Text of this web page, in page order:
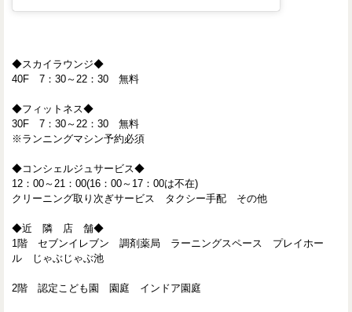
◆スカイラウンジ◆
40F 7：30～22：30 無料
◆フィットネス◆
30F 7：30～22：30 無料
※ランニングマシン予約必須
◆コンシェルジュサービス◆
12：00～21：00(16：00～17：00は不在)
クリーニング取り次ぎサービス タクシー手配 その他
◆近 隣 店 舗◆
1階 セブンイレブン 調剤薬局 ラーニングスペース プレイホー
ル じゃぶじゃぶ池
2階 認定こども園 園庭 インドア園庭